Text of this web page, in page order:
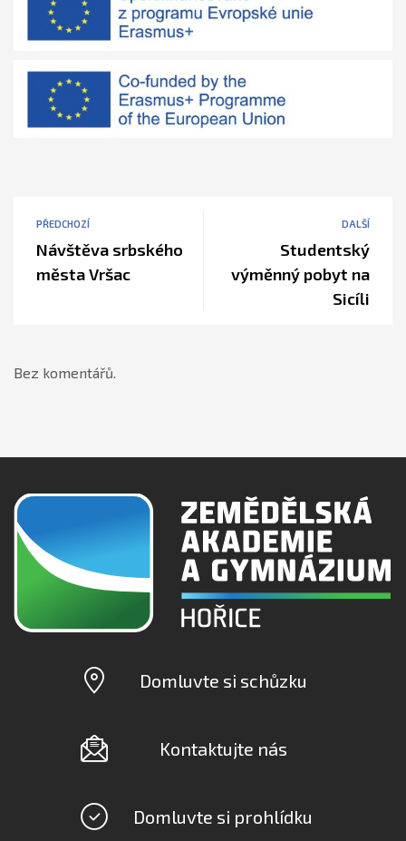
PŘEDCHOZÍ
Návštěva srbského
města Vršac
DALŠÍ
Studentský
výměnný pobyt na
Sicíli
Bez komentářů.
Domluvte si schůzku
Kontaktujte nás
Domluvte si prohlídku